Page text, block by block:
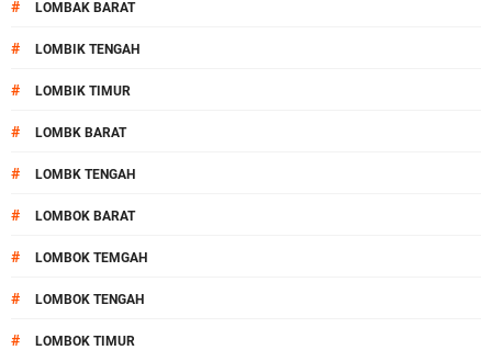
# LOMBAK BARAT
# LOMBIK TENGAH
# LOMBIK TIMUR
# LOMBK BARAT
# LOMBK TENGAH
# LOMBOK BARAT
# LOMBOK TEMGAH
# LOMBOK TENGAH
# LOMBOK TIMUR